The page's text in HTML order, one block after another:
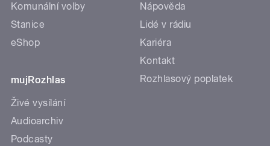
Komunální volby
Stanice
eShop
mujRozhlas
Živé vysílání
Audioarchiv
Podcasty
Nápověda
Lidé v rádiu
Kariéra
Kontakt
Rozhlasový poplatek